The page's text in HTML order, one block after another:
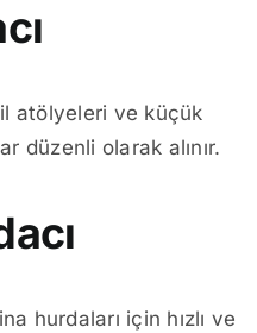
atölyeleri ve küçük
düzenli olarak alınır.
hurdaları için hızlı ve